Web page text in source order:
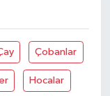
Çobanlar
Hocalar